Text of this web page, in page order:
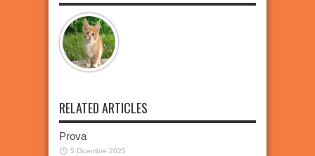
RELATED ARTICLES
Prova
5 Dicembre 2025